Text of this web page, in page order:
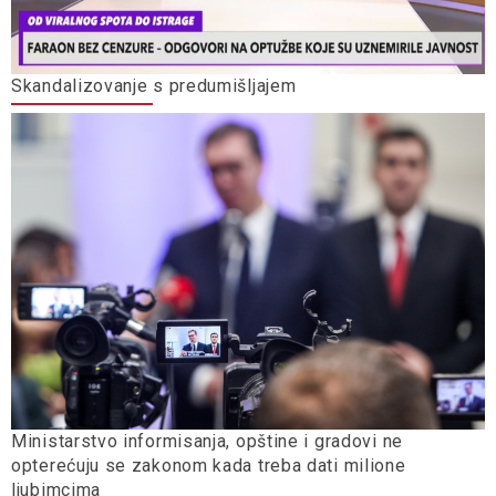
Skandalizovanje s predumišljajem
Ministarstvo informisanja, opštine i gradovi ne
opterećuju se zakonom kada treba dati milione
ljubimcima